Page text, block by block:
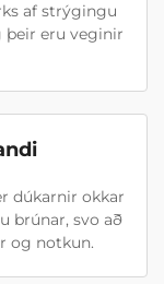
af strýgingu
eru veginir
dúkarnir okkar
brúnar, svo að
og notkun.